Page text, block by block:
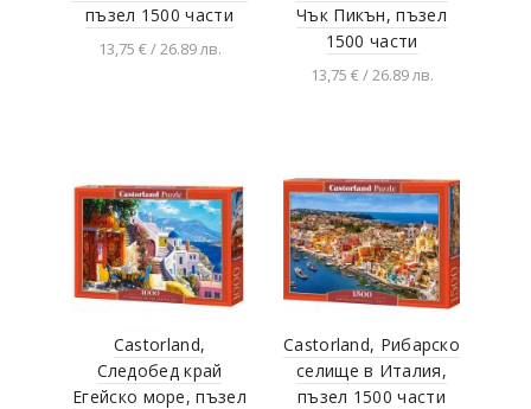
пъзел 1500 части
13,75 € / 26.89 лв.
Чък Пикън, пъзел
1500 части
13,75 € / 26.89 лв.
Castorland,
Следобед край
Егейско море, пъзел
Castorland, Рибарско
селище в Италия,
пъзел 1500 части